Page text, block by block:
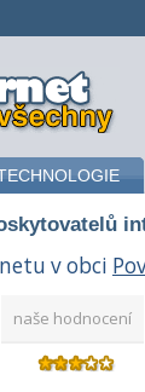
v obci
naše hodnocení